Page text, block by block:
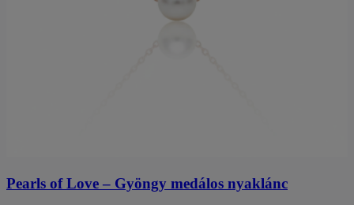
Pearls of Love – Gyöngy medálos nyaklánc